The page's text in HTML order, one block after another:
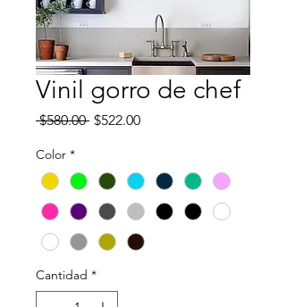
Vinil gorro de chef
$580.00 Precio
$522.00Precio
Color *
Cantidad *